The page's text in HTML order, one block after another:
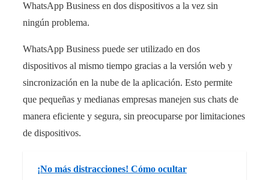
WhatsApp Business en dos dispositivos a la vez sin
ningún problema.
WhatsApp Business puede ser utilizado en dos
dispositivos al mismo tiempo gracias a la versión web y
sincronización en la nube de la aplicación. Esto permite
que pequeñas y medianas empresas manejen sus chats de
manera eficiente y segura, sin preocuparse por limitaciones
de dispositivos.
¡No más distracciones! Cómo ocultar